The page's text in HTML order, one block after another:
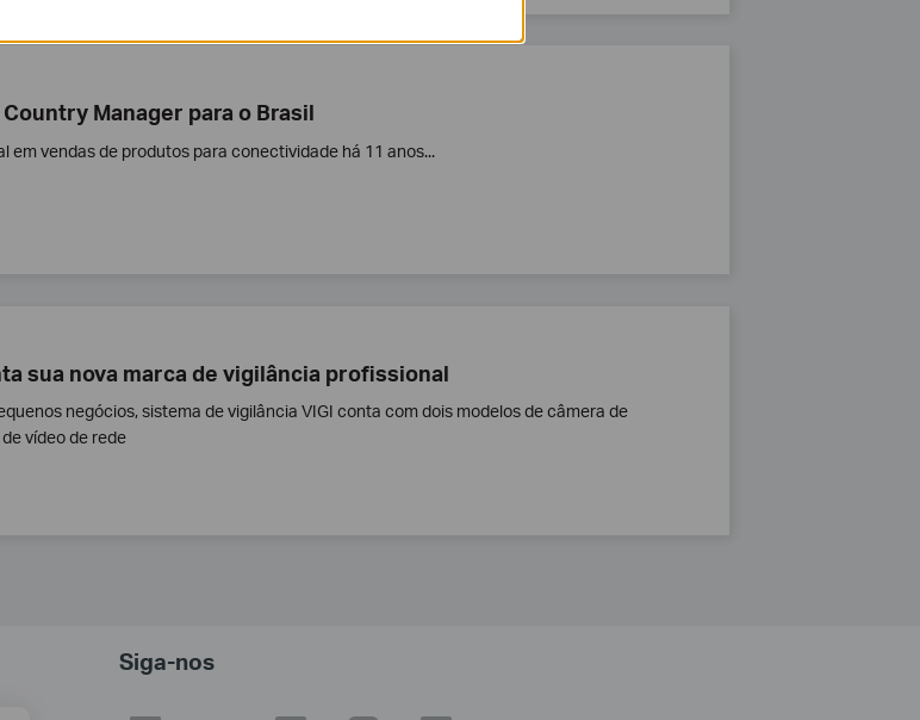
Manager para o Brasil
em vendas de produtos para conectividade há 11 anos...
sua nova marca de vigilância profissional
negócios, sistema de vigilância VIGI conta com dois modelos de câmera de
vídeo de rede
Siga-nos